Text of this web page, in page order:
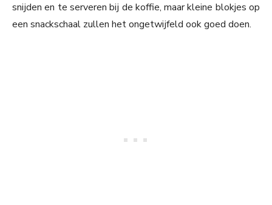
snijden en te serveren bij de koffie, maar kleine blokjes op
een snackschaal zullen het ongetwijfeld ook goed doen.